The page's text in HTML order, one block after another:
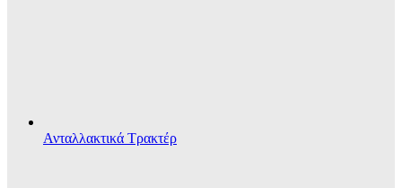
Ανταλλακτικά Τρακτέρ